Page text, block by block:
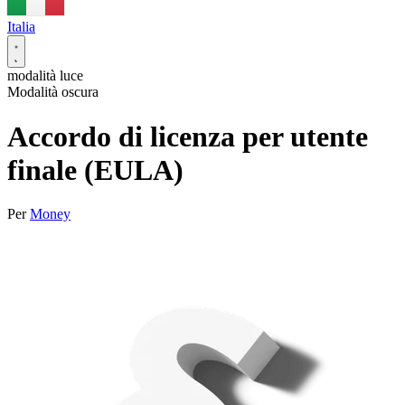
Italia
modalità luce
Modalità oscura
Accordo di licenza per utente
finale (EULA)
PerMoney